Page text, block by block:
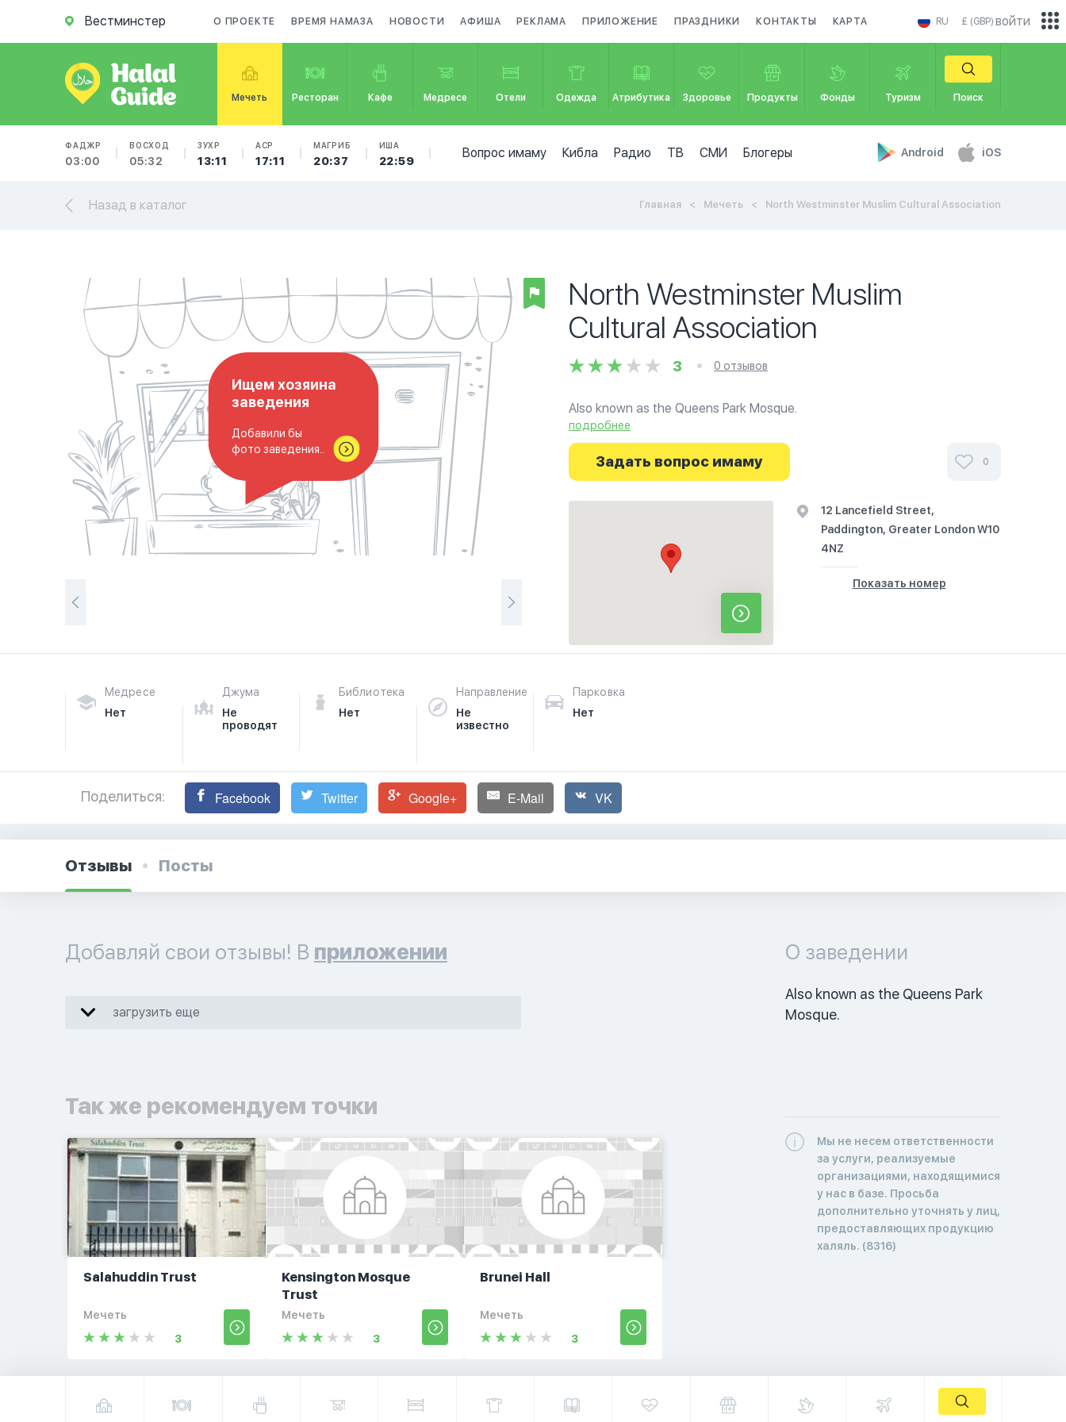
Вестминстер О ПРОЕКТЕ ВРЕМЯ НАМАЗА НОВОСТИ АФИША РЕКЛАМА ПРИЛОЖЕНИЕ ПРАЗДНИКИ КОНТАКТЫ КАРТА RU £ (GBP)
Мечеть Ресторан Кафе Медресе Отели Одежда Атрибутика Здоровье Продукты Фонды Туризм Поиск
ФАДЖР
03:00
ВОСХОД
05:32
ЗУХР
13:11
АСР
17:11
МАГРИБ
20:37
ИША
22:59
Вопрос имаму Кибла Радио ТВ СМИ Блогеры Android iOS
войти
Назад в каталог Главная Мечеть North Westminster Muslim Cultural Association
Ищем хозяина
заведения
Добавили бы
фото заведения..
North Westminster Muslim
Cultural Association
3 0 отзывов
Also known as the Queens Park Mosque.
Ознакомьтесь с отзывами посетителей North Westminster Muslim
Cultural Association в г.Вестминстер на фотографиях и узнайте о часах
работы. Ваше духовное путешествие начинается здесь.
подробнее
Задать вопрос имаму 0
12 Lancefield Street,
Paddington, Greater London W10
4NZ
Показать номер
Медресе
Нет
Джума
Не
проводят
Библиотека
Нет
Направление
Не
известно
Парковка
Нет
Поделиться: Facebook Twitter Google+ E-Mail VK
Отзывы Посты
Добавляй свои отзывы! В приложении
загрузить еще
Так же рекомендуем точки
Salahuddin Trust
Мечеть
3
Kensington Mosque
Trust
Мечеть
3
Brunei Hall
Мечеть
3
О заведении
Also known as the Queens Park
Mosque.
Мы не несем ответственности
за услуги, реализуемые
организациями, находящимися
у нас в базе. Просьба
дополнительно уточнять у лиц,
предоставляющих продукцию
халяль. (8316)